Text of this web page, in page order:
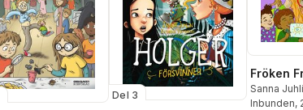
Del 3
Fröken
Sanna
Inbunden,